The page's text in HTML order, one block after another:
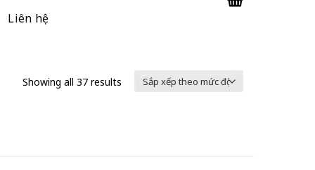
Liên hệ
Showing all 37 results